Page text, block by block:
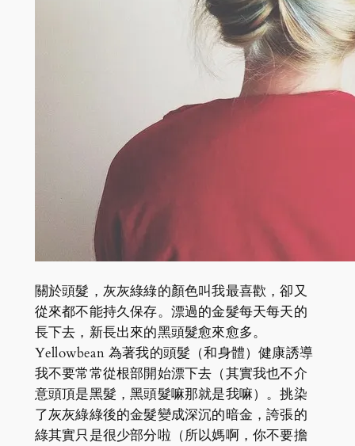
關於頭髮，灰灰綠綠的顏色叫我最喜歡，卻又
從來都不能持久保存。漂過的金髮每天每天的
長下去，新長出來的黑頭髮愈來愈多。
Yellowbean 為著我的頭髮（和身體）健康誘導
我不要常常從根部開始漂下去（其實我也不介
意頭頂是黑髮，黑頭髮嘛那就是我嘛）。挑染
了灰灰綠綠後的金髮變成深沉的暗金，誇張的
綠其實只是很少部分啦（所以媽啊，你不要擔